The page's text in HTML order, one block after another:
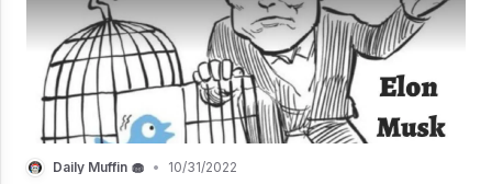
Daily Muffin 🧁 • 10/31/2022